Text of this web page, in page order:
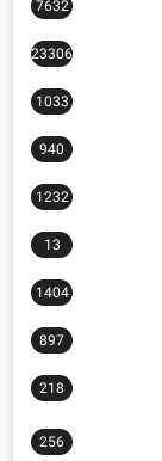
23306
1033
940
1232
13
1404
897
218
256